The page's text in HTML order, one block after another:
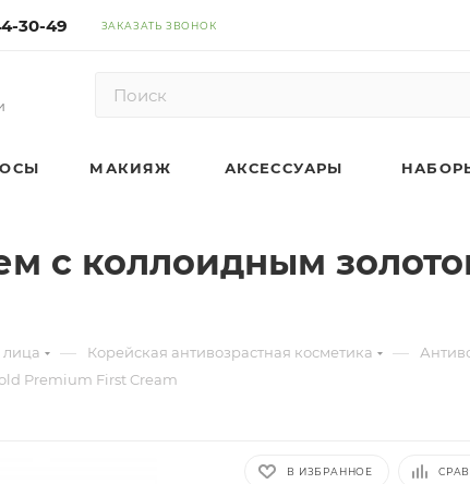
30-49 ЗАКАЗАТЬ ЗВОНОК
МАКИЯЖ АКСЕССУАРЫ
с коллоидным
лица — Корейская антивозрастная косметика —
Premium First Cream
В ИЗБРАННОЕ